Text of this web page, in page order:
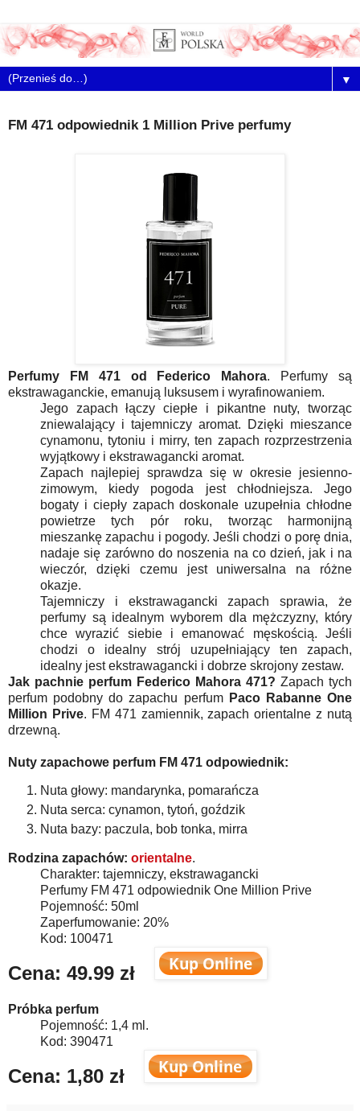
▼
FM 471 odpowiednik 1 Million Prive perfumy
Perfumy FM 471 od Federico Mahora.
Perfumy są
ekstrawaganckie, emanują luksusem i wyrafinowaniem.
Jego zapach łączy ciepłe i pikantne nuty, tworząc
zniewalający i tajemniczy aromat. Dzięki mieszance
cynamonu, tytoniu i mirry, ten zapach rozprzestrzenia
wyjątkowy i ekstrawagancki aromat.
Zapach najlepiej sprawdza się w okresie jesienno-
zimowym, kiedy pogoda jest chłodniejsza. Jego
bogaty i ciepły zapach doskonale uzupełnia chłodne
powietrze tych pór roku, tworząc harmonijną
mieszankę zapachu i pogody. Jeśli chodzi o porę dnia,
nadaje się zarówno do noszenia na co dzień, jak i na
wieczór, dzięki czemu jest uniwersalna na różne
okazje.
Tajemniczy i ekstrawagancki zapach sprawia, że
perfumy są idealnym wyborem dla mężczyzny, który
chce wyrazić siebie i emanować męskością. Jeśli
chodzi o idealny strój uzupełniający ten zapach,
idealny jest ekstrawagancki i dobrze skrojony zestaw.
Jak pachnie perfum Federico Mahora 471? Zapach tych
perfum podobny do zapachu perfum Paco Rabanne One
Million Prive. FM 471 zamiennik, zapach orientalne z nutą
drzewną.
Nuty zapachowe perfum FM 471 odpowiednik:
Nuta głowy: mandarynka, pomarańcza
Nuta serca: cynamon, tytoń, goździk
Nuta bazy: paczula, bob tonka, mirra
Rodzina zapachów: orientalne.
Charakter: tajemniczy, ekstrawagancki
Perfumy FM 471 odpowiednik One Million Prive
Pojemność: 50ml
Zaperfumowanie: 20%
Kod: 100471
Cena: 49.99 zł
Próbka perfum
Pojemność: 1,4 ml.
Kod: 390471
Cena: 1,80 zł